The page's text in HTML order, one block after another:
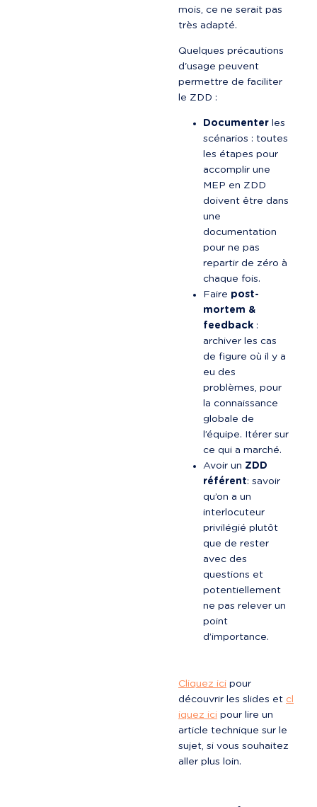
mois, ce ne serait pas
très adapté.
Quelques précautions
d'usage peuvent
permettre de faciliter
le ZDD :
Documenter les
scénarios : toutes
les étapes pour
accomplir une
MEP en ZDD
doivent être dans
une
documentation
pour ne pas
repartir de zéro à
chaque fois.
Faire post-
mortem &
feedback :
archiver les cas
de figure où il y a
eu des
problèmes, pour
la connaissance
globale de
l’équipe. Itérer sur
ce qui a marché.
Avoir un ZDD
référent: savoir
qu’on a un
interlocuteur
privilégié plutôt
que de rester
avec des
questions et
potentiellement
ne pas relever un
point
d’importance.
Cliquez ici pour
découvrir les slides et cl
iquez ici pour lire un
article technique sur le
sujet, si vous souhaitez
aller plus loin.